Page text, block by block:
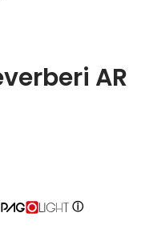
AR
ⓘ